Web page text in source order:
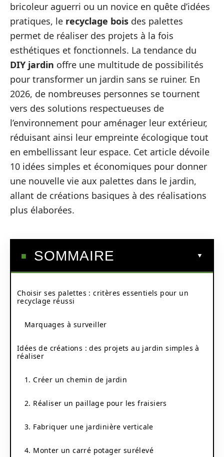
bricoleur aguerri ou un novice en quête d’idées
pratiques, le recyclage bois des palettes
permet de réaliser des projets à la fois
esthétiques et fonctionnels. La tendance du
DIY jardin offre une multitude de possibilités
pour transformer un jardin sans se ruiner. En
2026, de nombreuses personnes se tournent
vers des solutions respectueuses de
l’environnement pour aménager leur extérieur,
réduisant ainsi leur empreinte écologique tout
en embellissant leur espace. Cet article dévoile
10 idées simples et économiques pour donner
une nouvelle vie aux palettes dans le jardin,
allant de créations basiques à des réalisations
plus élaborées.
SOMMAIRE
Choisir ses palettes : critères essentiels pour un
recyclage réussi
Marquages à surveiller
Idées de créations : des projets au jardin simples à
réaliser
1. Créer un chemin de jardin
2. Réaliser un paillage pour les fraisiers
3. Fabriquer une jardinière verticale
4. Monter un carré potager surélevé